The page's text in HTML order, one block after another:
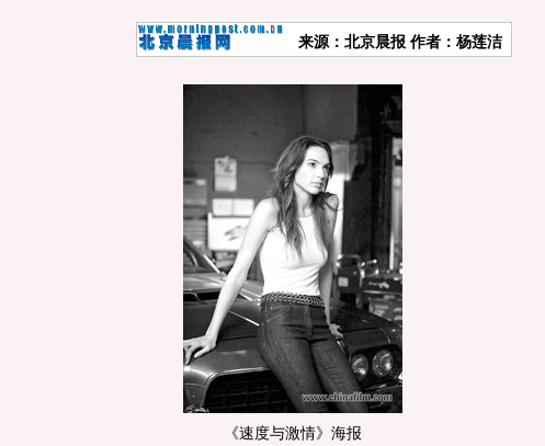
来源： 北京晨报 作者：杨莲洁
《速度与激情》海报